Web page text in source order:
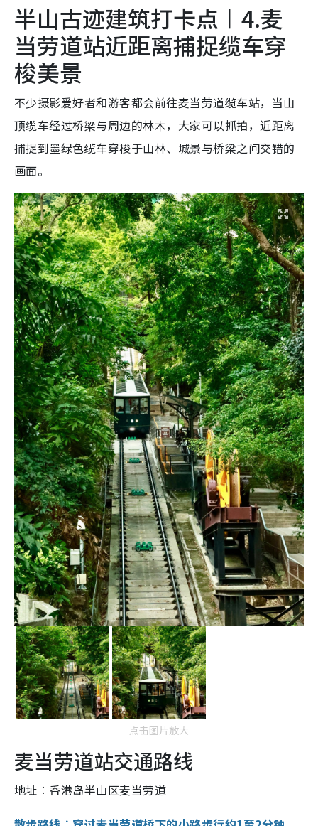
半山古迹建筑打卡点︱4.麦
当劳道站近距离捕捉缆车穿
梭美景
不少摄影爱好者和游客都会前往麦当劳道缆车站，当山
顶缆车经过桥梁与周边的林木，大家可以抓拍，近距离
捕捉到墨绿色缆车穿梭于山林、城景与桥梁之间交错的
画面。
点击图片放大
麦当劳道站交通路线
地址︰香港岛半山区麦当劳道